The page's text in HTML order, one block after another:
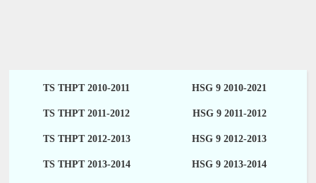
TS THPT 2010-2011 HSG 9 2010-2021
TS THPT 2011-2012 HSG 9 2011-2012
TS THPT 2012-2013 HSG 9 2012-2013
TS THPT 2013-2014 HSG 9 2013-2014